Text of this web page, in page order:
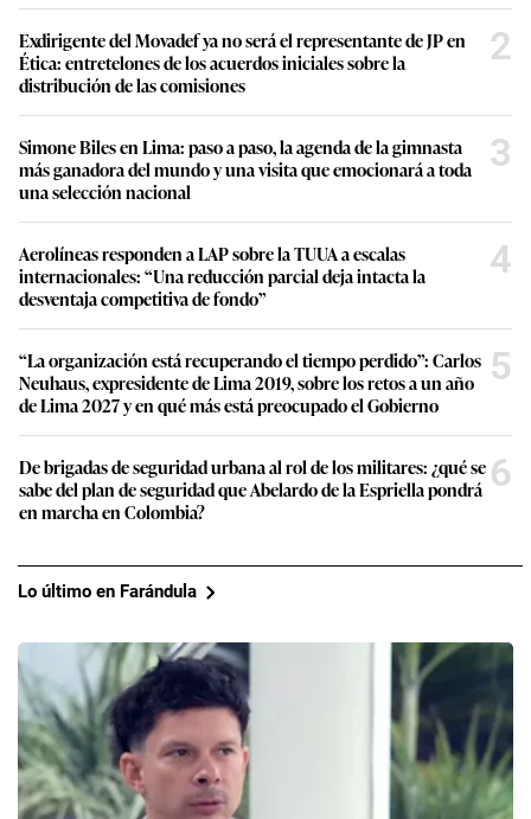
Exdirigente del Movadef ya no será el representante de JP en
Ética: entretelones de los acuerdos iniciales sobre la
distribución de las comisiones
2
Simone Biles en Lima: paso a paso, la agenda de la gimnasta
más ganadora del mundo y una visita que emocionará a toda
una selección nacional
3
Aerolíneas responden a LAP sobre la TUUA a escalas
internacionales: “Una reducción parcial deja intacta la
desventaja competitiva de fondo”
4
“La organización está recuperando el tiempo perdido”: Carlos
Neuhaus, expresidente de Lima 2019, sobre los retos a un año
de Lima 2027 y en qué más está preocupado el Gobierno
5
De brigadas de seguridad urbana al rol de los militares: ¿qué se
sabe del plan de seguridad que Abelardo de la Espriella pondrá
en marcha en Colombia?
6
Lo último en Farándula